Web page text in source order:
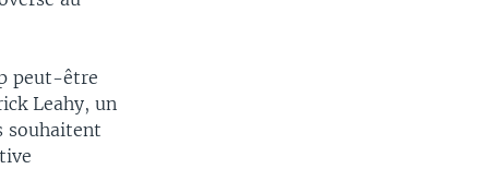
peut-être
Leahy, un
souhaitent